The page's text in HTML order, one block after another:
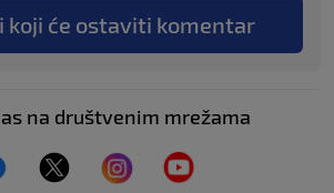
koji će ostaviti komentar
na društvenim mrežama